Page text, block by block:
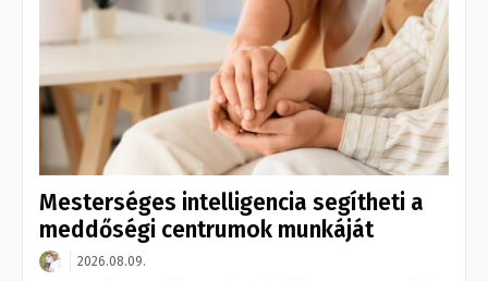
Mesterséges intelligencia segítheti a
meddőségi centrumok munkáját
2026.08.09.